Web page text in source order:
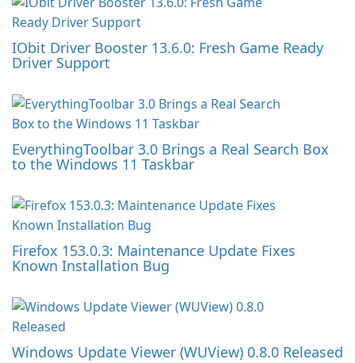
IObit Driver Booster 13.6.0: Fresh Game Ready
Driver Support
EverythingToolbar 3.0 Brings a Real Search Box
to the Windows 11 Taskbar
Firefox 153.0.3: Maintenance Update Fixes
Known Installation Bug
Windows Update Viewer (WUView) 0.8.0 Released